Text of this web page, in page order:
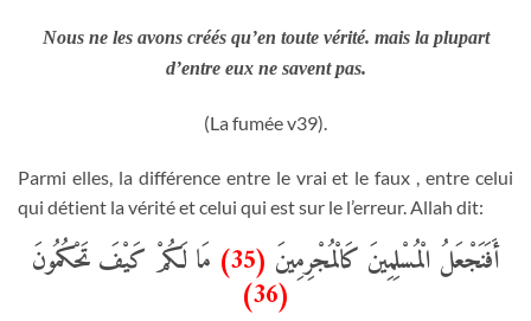
Nous ne les avons créés qu’en toute vérité. mais la plupart
d’entre eux ne savent pas.
(La fumée v39).
Parmi elles, la différence entre le vrai et le faux , entre celui
qui détient la vérité et celui qui est sur le l’erreur. Allah dit:
أَفَنَجْعَلُ الْمُسْلِمِينَ كَالْمُجْرِمِينَ (35) مَا لَكُمْ كَيْفَ تَحْكُمُونَ
(36)